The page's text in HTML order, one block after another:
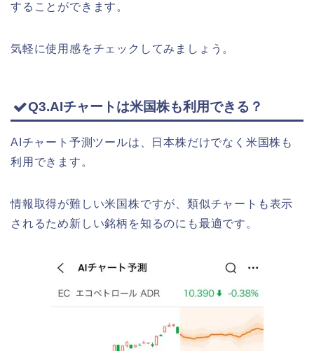
することができます。
気軽に使用感をチェックしてみましょう。
Q3.AIチャートは米国株も利用できる？
AIチャート予測ツールは、日本株だけでなく米国株も
利用できます。
情報取得が難しい米国株ですが、類似チャートも表示
されるため新しい銘柄を知るのにも最適です。